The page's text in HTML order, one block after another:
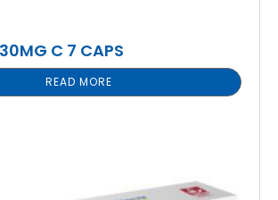
C 7 CAPS
READ MORE